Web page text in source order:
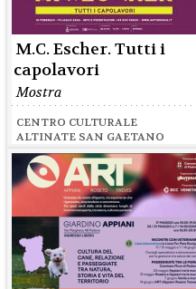
M.C. Escher. Tutti i
capolavori
Mostra
CENTRO CULTURALE
ALTINATE SAN GAETANO